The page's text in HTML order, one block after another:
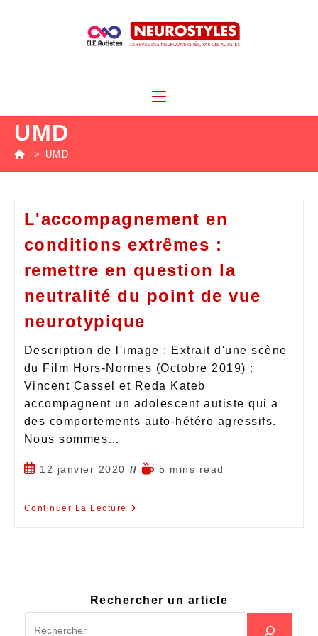
UMD
-> UMD
L'accompagnement en
conditions extrêmes :
remettre en question la
neutralité du point de vue
neurotypique
Description de l'image : Extrait d'une scène
du Film Hors-Normes (Octobre 2019) :
Vincent Cassel et Reda Kateb
accompagnent un adolescent autiste qui a
des comportements auto-hétéro agressifs.
Nous sommes…
12 janvier 2020 5 mins read
Continuer La Lecture
Rechercher un article